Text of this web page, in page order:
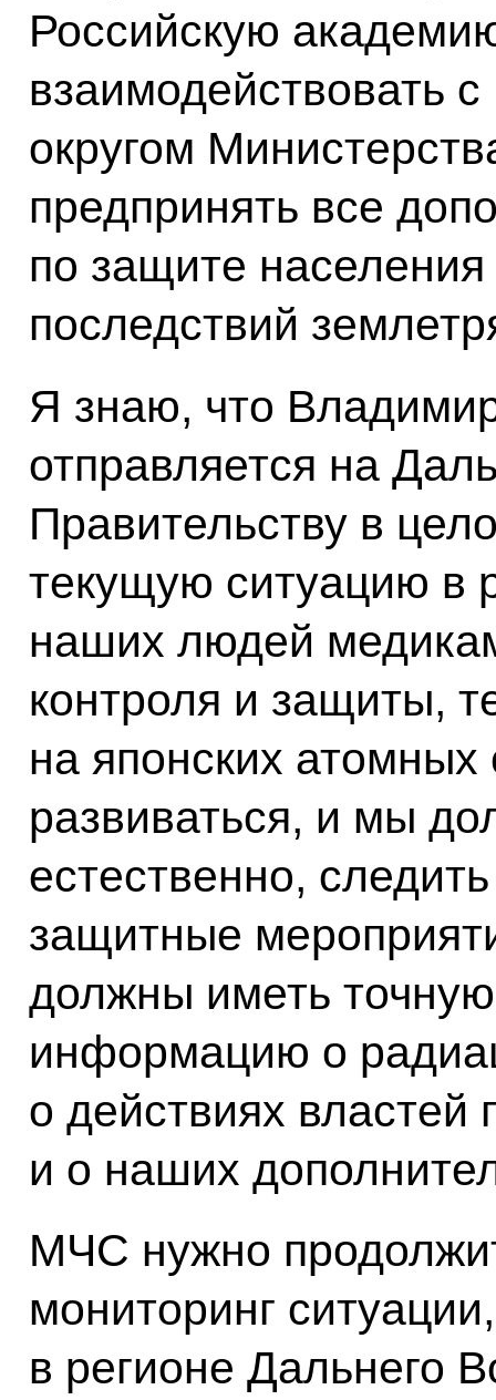
Российскую
взаимодействовать
округом
предпринять все
по защите
последствий
Я знаю, что
отправляется на
Правительству в
текущую ситуацию в
наших людей
контроля и защиты,
на японских
развиваться, и мы
естественно,
защитные
должны иметь
информацию о
о действиях
и о наших
МЧС нужно
мониторинг
в регионе Дальнего